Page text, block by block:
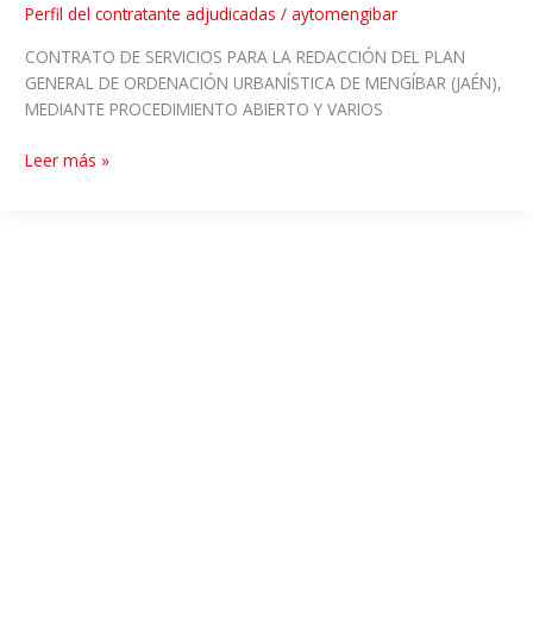
Perfil del contratante adjudicadas / aytomengibar
CONTRATO DE SERVICIOS PARA LA REDACCIÓN DEL PLAN
GENERAL DE ORDENACIÓN URBANÍSTICA DE MENGÍBAR (JAÉN),
MEDIANTE PROCEDIMIENTO ABIERTO Y VARIOS
Leer más »